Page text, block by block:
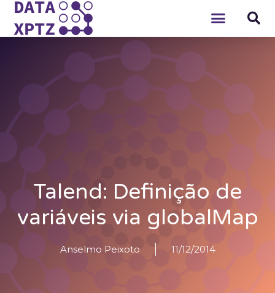
Talend: Definição de
variáveis via globalMap
Anselmo Peixoto 11/12/2014